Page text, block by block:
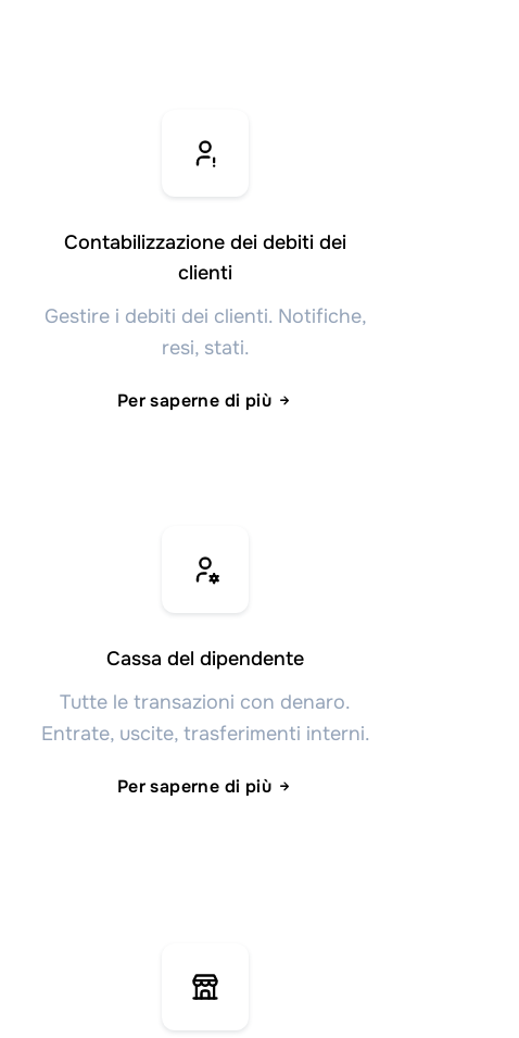
Contabilizzazione dei debiti dei
clienti
Gestire i debiti dei clienti. Notifiche,
resi, stati.
Per saperne di più
Cassa del dipendente
Tutte le transazioni con denaro.
Entrate, uscite, trasferimenti interni.
Per saperne di più